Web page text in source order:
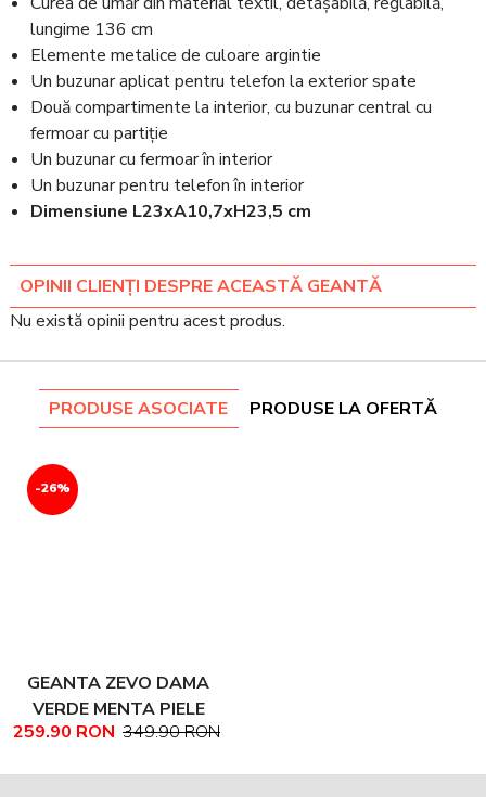
lungime 136 cm
Elemente metalice de culoare argintie
Un buzunar aplicat pentru telefon la exterior spate
Două compartimente la interior, cu buzunar central cu
fermoar cu partiție
Un buzunar cu fermoar în interior
Un buzunar pentru telefon în interior
Dimensiune L23xA10,7xH23,5 cm
OPINII CLIENȚI DESPRE ACEASTĂ GEANTĂ
Nu există opinii pentru acest produs.
PRODUSE ASOCIATE PRODUSE LA OFERTĂ
-26%
GEANTA ZEVO DAMA
VERDE MENTA PIELE
NATURALA MIHAELA
259.90 RON 349.90 RON